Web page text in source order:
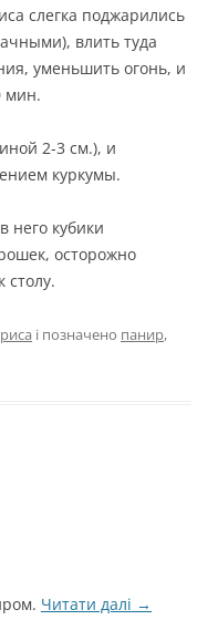
слегка поджарились
влить туда
уменьшить огонь, и
мин.
2-3 см.), и
куркумы.
него кубики
осторожно
столу.
і позначено панир,
Читати далі →